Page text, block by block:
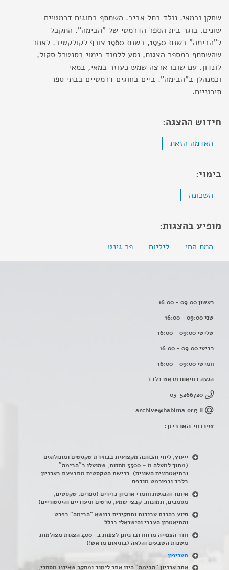
שחקן ובמאי. נולד בתל אביב. השתתף בחוגים דרמטיים
שונים. בוגר בית הספר הדרמטי של "הבימה". התקבל
ל"הבימה" בשנת 1950, בשנת 1960 צורף לקולקטיב. לאחר
שהשתתף במספר הצגות, נסע ללמוד בימוי בסנטרל סקול,
לונדון. עם שובו ארצה שמש כעוזר במאי, במאי
וכמנהלן ב"הבימה". ביים בחוגים דרמטיים בבתי ספר
תיכוניים.
חידוש ההצגה:
האדמה הזאת
בימוי:
השכונה
מופיע בהצגות:
המת החי ליליום פר גינט
ראשון 09:00 - 16:00
שני 09:00 - 16:00
שלישי 09:00 - 16:00
רביעי 09:00 - 16:00
חמישי 09:00 - 16:00
הגעה בתיאום מראש בלבד
03-5266720
archive@habima.org.il
שירותי הארכיון:
ייעוץ, ליווי והכוונה מקצועית בבחירת טקסטים ומונולוגים
(מתוך למעלה מ – 3500 מחזות, שהועלו ב"הבימה"
ובתיאטרונים השונים). רכישת הטקסטים מתבצעת בארכיון
בלבד ובפורמט מודפס.
איתור והנגשת חומרי ארכיון נדירים (ספרים, טקסטים,
מסמכים, תמונות, קבצי שמע, סרטים תיעודיים והיסטוריים)
סיוע בהכנת עבודות ותחקירים בנושא "הבימה" בפרט
והתיאטרון העברי והישראלי בכלל.
חדר הצפייה מרווח ובו ניתן לצפות ב- 400 הצגות מצולמות
משנות השבעים והלאה (בתיאום מראש!)
תעריפון
אתר ארכיון "הבימה" הינו אתר לימוד ומחקר שאיננו מסחרי,